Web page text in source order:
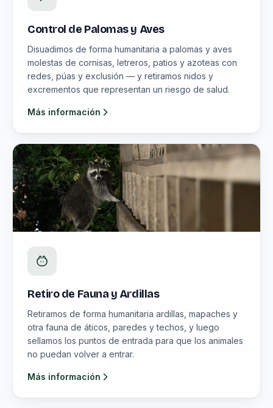
Control de Palomas y Aves
Disuadimos de forma humanitaria a palomas y aves
molestas de cornisas, letreros, patios y azoteas con
redes, púas y exclusión — y retiramos nidos y
excrementos que representan un riesgo de salud.
Más información
Retiro de Fauna y Ardillas
Retiramos de forma humanitaria ardillas, mapaches y
otra fauna de áticos, paredes y techos, y luego
sellamos los puntos de entrada para que los animales
no puedan volver a entrar.
Más información